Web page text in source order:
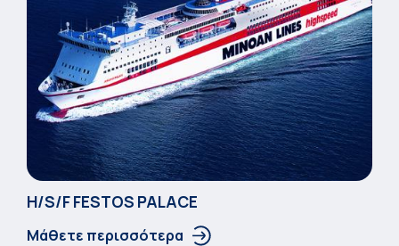
Η/S/F FESTOS PALACΕ
Μάθετε περισσότερα